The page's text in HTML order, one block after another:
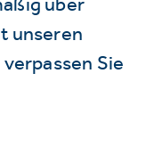
unseren
Sie